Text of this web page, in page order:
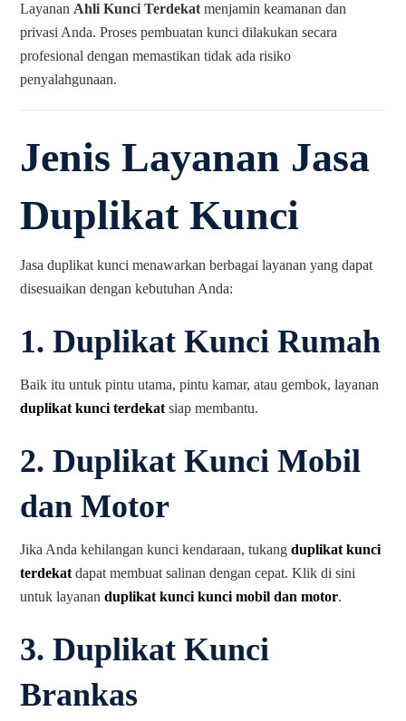
Layanan Ahli Kunci Terdekat menjamin keamanan dan
privasi Anda. Proses pembuatan kunci dilakukan secara
profesional dengan memastikan tidak ada risiko
penyalahgunaan.
Jenis Layanan Jasa
Duplikat Kunci
Jasa duplikat kunci menawarkan berbagai layanan yang dapat
disesuaikan dengan kebutuhan Anda:
1.Duplikat Kunci Rumah
Baik itu untuk pintu utama, pintu kamar, atau gembok, layanan
duplikat kunci terdekat siap membantu.
2.Duplikat Kunci Mobil
dan Motor
Jika Anda kehilangan kunci kendaraan, tukangduplikat kunci
terdekat dapat membuat salinan dengan cepat. Klik di sini
untuk layananduplikat kunci kunci mobil dan motor.
3.Duplikat Kunci
Brankas